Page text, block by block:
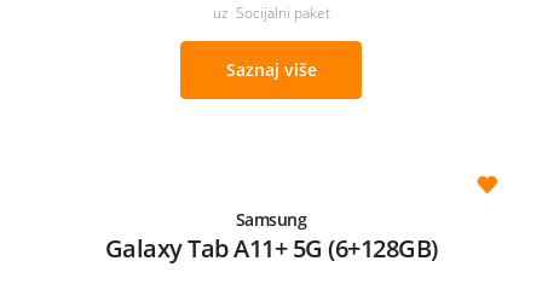
uz Socijalni paket
Saznaj više
Samsung
Galaxy Tab A11+ 5G (6+128GB)